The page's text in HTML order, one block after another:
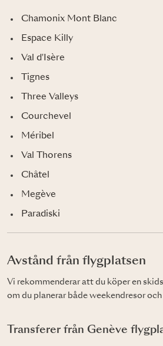
Chamonix Mont Blanc
Espace Killy
Val d'Isère
Tignes
Three Valleys
Courchevel
Méribel
Val Thorens
Châtel
Megève
Paradiski
Avstånd från flygplatsen
Vi rekommenderar att du köper en
om du planerar både weekendresor
Transferer från Genève